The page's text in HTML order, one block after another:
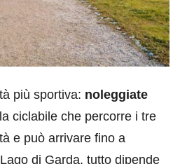
più sportiva: noleggiate
ciclabile che percorre i tre
e può arrivare fino a
di Garda, tutto dipende